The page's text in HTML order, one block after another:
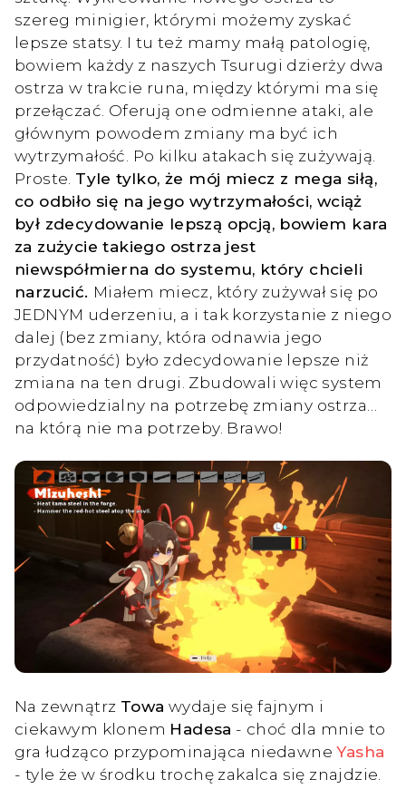
szereg minigier, którymi możemy zyskać
lepsze statsy. I tu też mamy małą patologię,
bowiem każdy z naszych Tsurugi dzierży dwa
ostrza w trakcie runa, między którymi ma się
przełączać. Oferują one odmienne ataki, ale
głównym powodem zmiany ma być ich
wytrzymałość. Po kilku atakach się zużywają.
Proste. Tyle tylko, że mój miecz z mega siłą,
co odbiło się na jego wytrzymałości, wciąż
był zdecydowanie lepszą opcją, bowiem kara
za zużycie takiego ostrza jest
niewspółmierna do systemu, który chcieli
narzucić. Miałem miecz, który zużywał się po
JEDNYM uderzeniu, a i tak korzystanie z niego
dalej (bez zmiany, która odnawia jego
przydatność) było zdecydowanie lepsze niż
zmiana na ten drugi. Zbudowali więc system
odpowiedzialny na potrzebę zmiany ostrza…
na którą nie ma potrzeby. Brawo!
Na zewnątrz Towa wydaje się fajnym i
ciekawym klonem Hadesa - choć dla mnie to
gra łudząco przypominająca niedawneYasha
- tyle że w środku trochę zakalca się znajdzie.